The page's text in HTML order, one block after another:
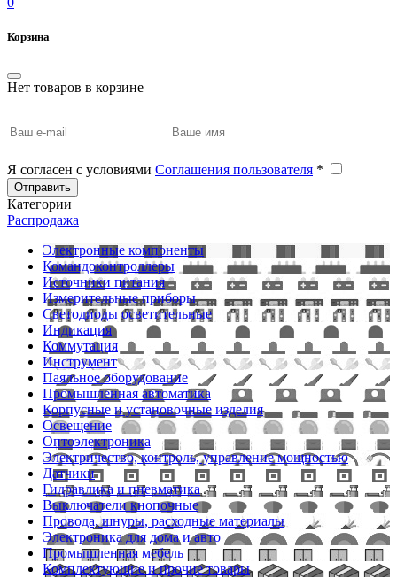
Корзина
Нет товаров в корзине
Я согласен с условиями Соглашения пользователя *
Отправить
Категории
Распродажа
Электронные компоненты
Командоконтроллеры
Источники питания
Измерительные приборы
Светодиоды осветительные
Индикация
Коммутация
Инструмент
Паяльное оборудование
Промышленная автоматика
Корпусные и установочные изделия
Освещение
Оптоэлектроника
Электричество, контроль, управление мощностью
Датчики
Гидравлика и пневматика
Выключатели кнопочные
Провода, шнуры, расходные материалы
Электроника для дома и авто
Промышленная мебель
Комплектующие и прочие товары